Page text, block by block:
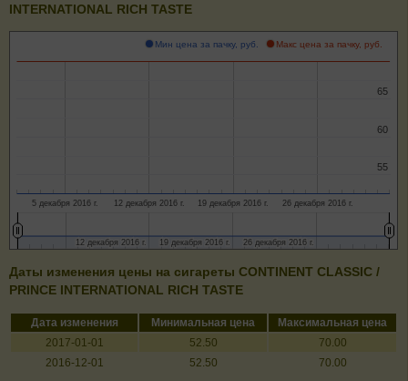
INTERNATIONAL RICH TASTE
Мин цена за пачку, руб. Макс цена за пачку, руб.
5 декабря 2016 г. 12 декабря 2016 г. 19 декабря 2016 г. 26 декабря 2016 г.
55
55
60
60
65
65
12 декабря 2016 г.
12 декабря 2016 г. 19 декабря 2016 г.
19 декабря 2016 г. 26 декабря 2016 г.
26 декабря 2016 г.
Даты изменения цены на сигареты CONTINENT CLASSIC /
PRINCE INTERNATIONAL RICH TASTE
Дата изменения Минимальная цена
Максимальная цена
2017-01-01
52.50
70.00
2016-12-01
52.50 70.00